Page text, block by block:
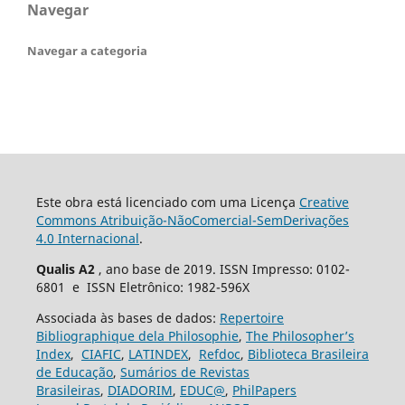
Navegar
Navegar a categoria
Este obra está licenciado com uma Licença Creative
Commons Atribuição-NãoComercial-SemDerivações
4.0 Internacional.
Qualis A2 , ano base de 2019. ISSN Impresso: 0102-
6801 e ISSN Eletrônico: 1982-596X
Associada às bases de dados: Repertoire
Bibliographique dela Philosophie, The Philosopher’s
Index, CIAFIC, LATINDEX, Refdoc, Biblioteca Brasileira
de Educação, Sumários de Revistas
Brasileiras, DIADORIM, EDUC@, PhilPapers